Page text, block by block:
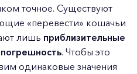
точное. Существуют
«перевести» кошачьи
лишь приблизительные
погрешность. Чтобы это
одинаковые значения